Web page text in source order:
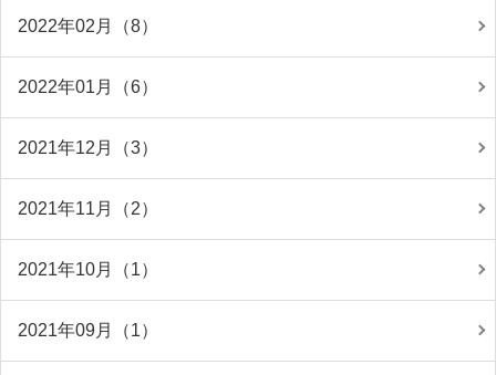
2022年02月（8）
2022年01月（6）
2021年12月（3）
2021年11月（2）
2021年10月（1）
2021年09月（1）